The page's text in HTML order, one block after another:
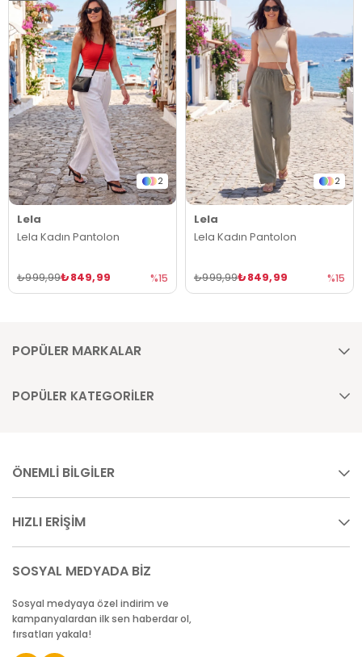
2
Lela
Lela Kadın Pantolon
₺849,99
₺999,99 %15
2
Lela
Lela Kadın Pantolon
₺849,99
₺999,99 %15
POPÜLER MARKALAR
POPÜLER KATEGORİLER
ÖNEMLİ BİLGİLER
HIZLI ERİŞİM
SOSYAL MEDYADA BİZ
Sosyal medyaya özel indirim ve
kampanyalardan ilk sen haberdar ol,
fırsatları yakala!